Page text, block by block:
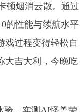
顿烟消云散。通过
的性能与续航水平
戏过程变得轻松自
大吉大利，今晚吃